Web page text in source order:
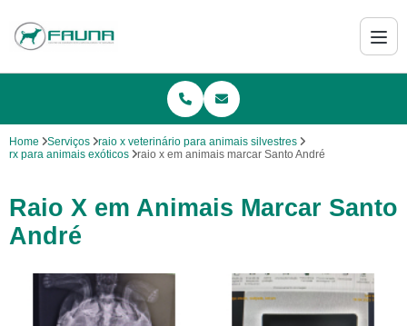
Home Serviços
raio x veterinário para animais silvestres
rx para animais exóticos
raio x em animais marcar Santo André
Raio X em Animais Marcar Santo
André